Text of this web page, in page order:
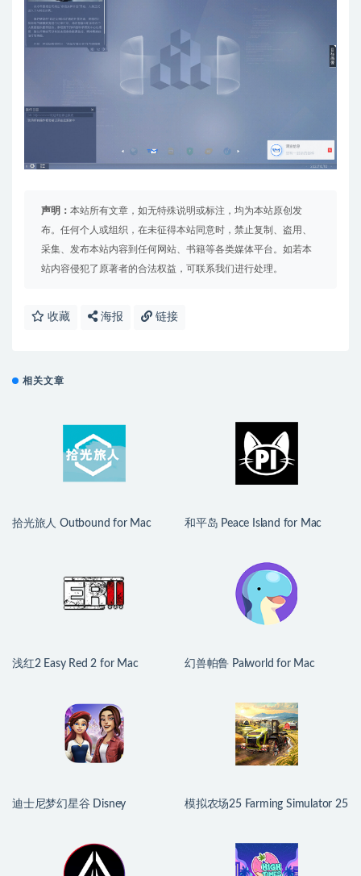
声明： 本站所有文章，如无特殊说明或标注，均为本站原创发
布。任何个人或组织，在未征得本站同意时，禁止复制、盗用、
采集、发布本站内容到任何网站、书籍等各类媒体平台。如若本
站内容侵犯了原著者的合法权益，可联系我们进行处理。
收藏 海报 链接
相关文章
拾光旅人 Outbound for Mac
和平岛 Peace Island for Mac
浅红2 Easy Red 2 for Mac
幻兽帕鲁 Palworld for Mac
迪士尼梦幻星谷 Disney
模拟农场25 Farming Simulator 25